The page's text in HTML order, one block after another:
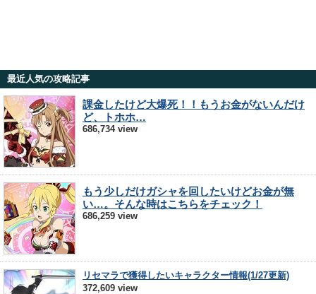
最近人気の攻略記事
課金したけど大爆死！！もうお金がないんだけ
ど、トホホ…
686,734 view
もう少しだけガシャを回したいけどお金が無
い…。そんな時はこちらをチェック！
686,259 view
リセマラで獲得したいキャラクター情報(1/27更新)
372,609 view